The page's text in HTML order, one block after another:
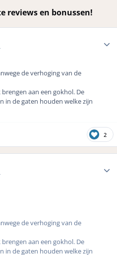
reviews en bonussen!
de verhoging van de
aan een gokhol. De
in de gaten houden welke zijn
2
de verhoging van de
aan een gokhol. De
in de gaten houden welke zijn